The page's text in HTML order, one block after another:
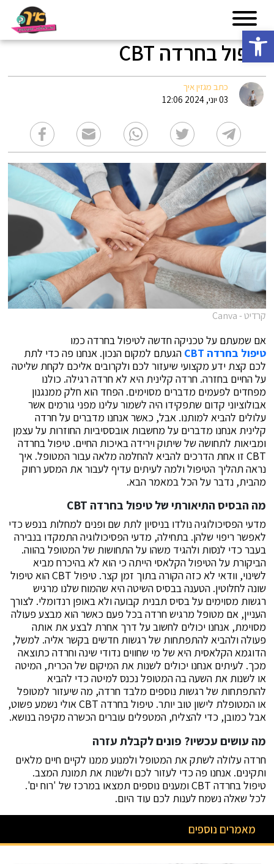
פתח סרגל נגישות
טיפול בחרדה CBT
כתב מגזין איך
03 יוני, 2024 12:06
קרדיט - Canva
אם שמעתם על טכניקה חדשה לטיפול בחרדה כמו
טיפול בחרדה CBT הגעתם למקום הנכון. אנחנו פה כדי לתת
לכם קצת ידע מקצועי שיעזור לכם ולקרובים אליכם לקחת שליטה
על החיים בחזרה. חרדה קלינית היא לא חרדה רגילה. כולנו
מפחדים לפעמים מדברים מסוימים. הפחד הוא חלק ממנגנון
אבולוציוני קדום שתפקידו היה לשמור עלינו מפני גורמים אשר
עלולים להביא למותנו. אבל, כאשר אנחנו מדברים על חרדה
קלינית אנחנו מדברים על מחשבות אובססיביות החוזרות על עצמן
ומביאות לתחושה של שיתוק וירידה באיכות החיים. טיפול בחרדה
CBT זו אחת הדרכים להביא להחלמה מלאה עבור המטופל. איך
נראה תהליך הטיפול ולמה לעיתים עדיף לעבור את המסע רחוק
מהבית, נדבר על הכל במאמר הבא.
מה הבסיס התיאורתי של טיפול בחרדה CBT
מדעי הפסיכולוגיה נולדו בניסיון לתת שם ופנים למחלות בנפש כדי
לאפשר ריפוי שלהן. בתחילה, מדעי הפסיכולוגיה התמקדו בנבירה
בעבר כדי לנסות ולהגיד משהו על התחושות של המטופל בהווה.
הביקורת על הטיפול הקלאסי הייתה כי הוא לא בהיכרח מביא
לשינוי, וודאי לא כזה הקורה בתוך זמן קצר. טיפול CBT הוא טיפול
שונה לחלוטין. הטענה בבסיס השיטה היא שהמוח שלנו מרגיש
רגשות מסוימים על בסיס תבנית קבועה ולא באופן רנדומלי. לצורך
העניין, אם מטופל מרגיש חרדה בכל פעם כאשר הוא מבצע פעולה
מסוימת, אנחנו יכולים לחשוב על דרך אחרת לבצע את אותה
פעולה ולהביא להתפתחות של רגשות חדשים בקשר אליה. למשל,
הדוגמא הקלאסית היא של מי שחווים נדודי שינה וחרדה כתוצאה
מכך. לעיתים אנחנו יכולים לשנות את המיקום של הכרית, המיטה
או לשנות את השעה בה המטופל נכנס למיטה כדי להביא
להתפתחות של רגשות נוספים מלבד חרדה, מה שיעזור למטופל
או המטופלת לישון טוב יותר. טיפול בחרדה CBT אולי נשמע פשוט,
אבל כמובן, כדי להצליח, המטפלים עוברים הכשרה מקיפה בנושא.
מה עושים עכשיו? פונים לקבלת עזרה
חרדה עלולה לשתק את המטופל ולמנוע ממנו לקיים חיים מלאים
ותקינים. אנחנו פה כדי לעזור לכם ולשנות את תמונת המצב.
טיפול בחרדה CBT ומענים נוספים תמצאו במרכז של 'רוח ים'.
לכל שאלה נשמח לענות לכם עוד היום.
מאמרים נוספים